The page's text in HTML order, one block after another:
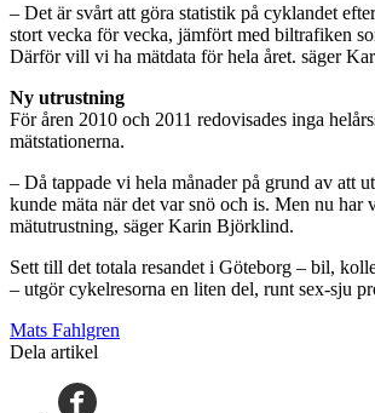
– Det är svårt att göra statistik på cyklandet
stort vecka för vecka, jämfört med biltrafiken
Därför vill vi ha mätdata för hela året. säger
Ny utrustning
För åren 2010 och 2011 redovisades inga
mätstationerna.
– Då tappade vi hela månader på grund av att
kunde mäta när det var snö och is. Men nu har
mätutrustning, säger Karin Björklind.
Sett till det totala resandet i Göteborg – bil,
– utgör cykelresorna en liten del, runt sex-sju
Mats Fahlgren
Dela artikel